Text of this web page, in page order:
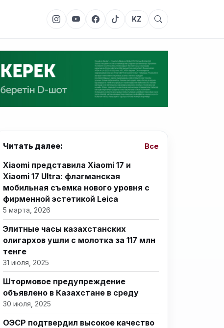
KZ
Читать далее: Все
Xiaomi представила Xiaomi 17 и
Xiaomi 17 Ultra: флагманская
мобильная съемка нового уровня с
фирменной эстетикой Leica
5 марта, 2026
Элитные часы казахстанских
олигархов ушли с молотка за 117 млн
тенге
31 июля, 2025
Штормовое предупреждение
объявлено в Казахстане в среду
30 июля, 2025
ОЭСР подтвердил высокое качество